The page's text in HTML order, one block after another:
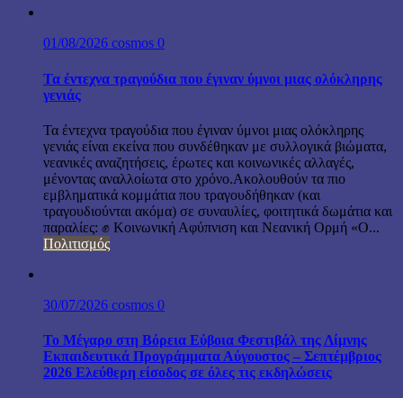
01/08/2026 cosmos 0
Τα έντεχνα τραγούδια που έγιναν ύμνοι μιας ολόκληρης
γενιάς
Τα έντεχνα τραγούδια που έγιναν ύμνοι μιας ολόκληρης
γενιάς είναι εκείνα που συνδέθηκαν με συλλογικά βιώματα,
νεανικές αναζητήσεις, έρωτες και κοινωνικές αλλαγές,
μένοντας αναλλοίωτα στο χρόνο.Ακολουθούν τα πιο
εμβληματικά κομμάτια που τραγουδήθηκαν (και
τραγουδιούνται ακόμα) σε συναυλίες, φοιτητικά δωμάτια και
παραλίες: ✊ Κοινωνική Αφύπνιση και Νεανική Ορμή «Ο...
Πολιτισμός
30/07/2026 cosmos 0
Το Μέγαρο στη Βόρεια Εύβοια Φεστιβάλ της Λίμνης
Εκπαιδευτικά Προγράμματα Αύγουστος – Σεπτέμβριος
2026 Ελεύθερη είσοδος σε όλες τις εκδηλώσεις